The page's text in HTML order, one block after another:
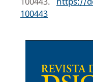
100443